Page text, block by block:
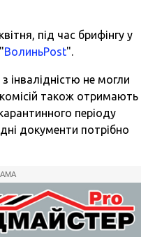
під час брифінгу у
ВолиньPost".
інвалідністю не могли
також отримають
періоду
документи потрібно